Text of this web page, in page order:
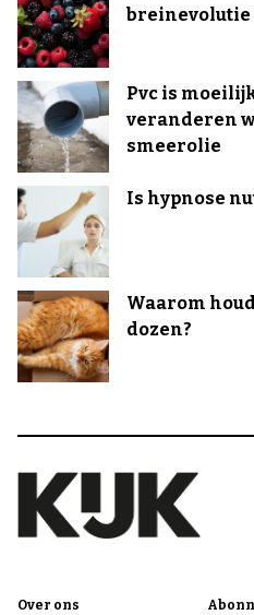
breinevolutie
Pvc is
veranderen
smeerolie
Is hypnose
Waarom
dozen?
Over ons